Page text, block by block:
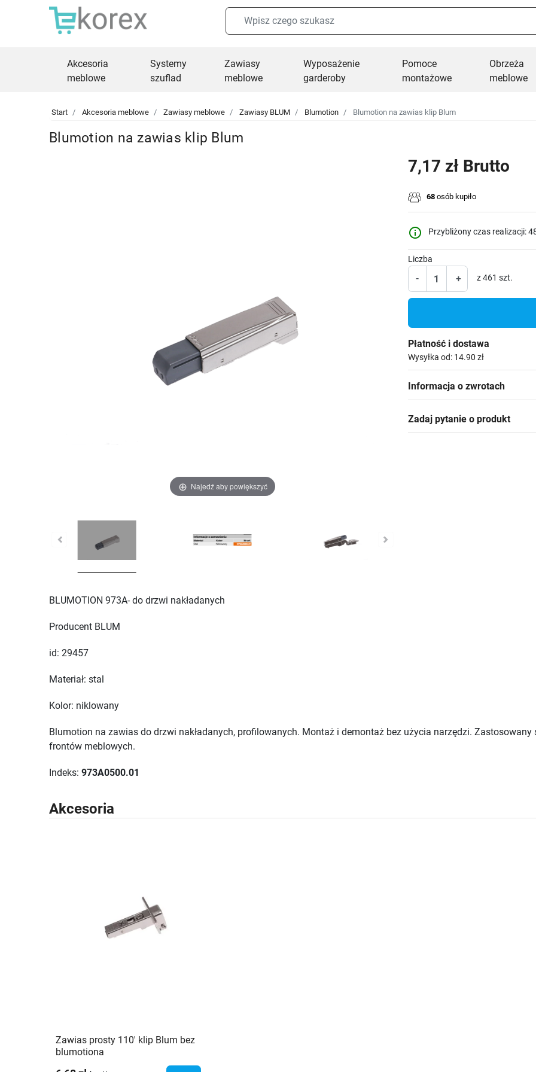
Akcesoria
meblowe
Systemy
szuflad
Zawiasy
meblowe
Wyposażenie
garderoby
Pomoce
montażowe
Obrzeża
meblowe
Start Akcesoria meblowe Zawiasy meblowe Zawiasy BLUM Blumotion Blumotion na zawias klip Blum
Blumotion na zawias klip Blum
Najedź aby powiększyć
7,17 zł Brutto
68 osób kupiło
info_outline Przybliżony czas realizacji:
Liczba
- + z 461 szt.
Płatność i dostawa
Wysyłka od: 14.90 zł
Informacja o zwrotach
Zadaj pytanie o produkt
BLUMOTION 973A- do drzwi nakładanych
Producent BLUM
id: 29457
Materiał: stal
Kolor: niklowany
Blumotion na zawias do drzwi nakładanych, profilowanych. Montaż i demontaż bez użycia narzędzi.
frontów meblowych.
Indeks: 973A0500.01
Akcesoria
Zawias prosty 110' klip Blum bez
blumotiona